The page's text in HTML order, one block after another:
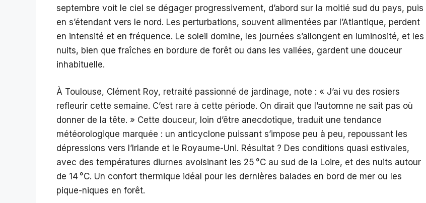
septembre voit le ciel se dégager progressivement, d’abord sur la moitié sud du pays, puis
en s’étendant vers le nord. Les perturbations, souvent alimentées par l’Atlantique, perdent
en intensité et en fréquence. Le soleil domine, les journées s’allongent en luminosité, et les
nuits, bien que fraîches en bordure de forêt ou dans les vallées, gardent une douceur
inhabituelle.
À Toulouse, Clément Roy, retraité passionné de jardinage, note : « J’ai vu des rosiers
refleurir cette semaine. C’est rare à cette période. On dirait que l’automne ne sait pas où
donner de la tête. » Cette douceur, loin d’être anecdotique, traduit une tendance
météorologique marquée : un anticyclone puissant s’impose peu à peu, repoussant les
dépressions vers l’Irlande et le Royaume-Uni. Résultat ? Des conditions quasi estivales,
avec des températures diurnes avoisinant les 25 °C au sud de la Loire, et des nuits autour
de 14 °C. Un confort thermique idéal pour les dernières balades en bord de mer ou les
pique-niques en forêt.